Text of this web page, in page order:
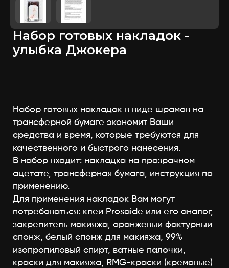
Набор готовых накладок -
улыбка Джокера
Набор готовых накладок в виде шрамов на
трансферной бумаге экономит Ваши
средства и время, которые требуются для
качественного и быстрого нанесения.
В набор входит: накладка на прозрачном
ацетате, трансферная бумага, инструкция по
применению.
Для применения накладок Вам могут
потребоваться: клей Prosaide или его аналог,
закрепитель макияжа, оранжевый фактурный
спонж, белый спонж для макияжа, 99%
изопропиловый спирт, ватные палочки,
краски для макияжа, RMG-краски (кремовые)